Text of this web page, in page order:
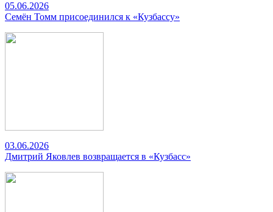
05.06.2026
Семён Томм присоединился к «Кузбассу»
03.06.2026
Дмитрий Яковлев возвращается в «Кузбасс»